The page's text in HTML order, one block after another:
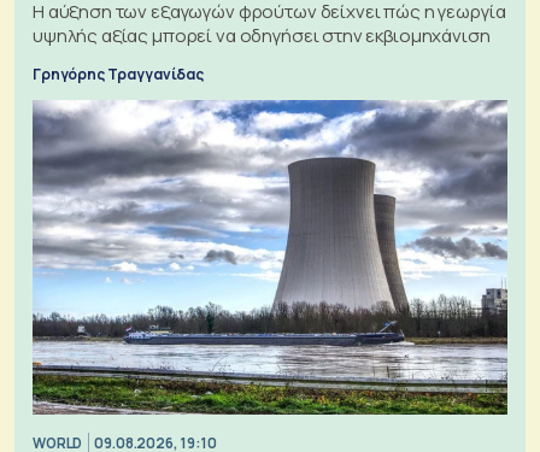
Η αύξηση των εξαγωγών φρούτων δείχνει πώς η γεωργία
υψηλής αξίας μπορεί να οδηγήσει στην εκβιομηχάνιση
Γρηγόρης Τραγγανίδας
WORLD 09.08.2026, 19:10